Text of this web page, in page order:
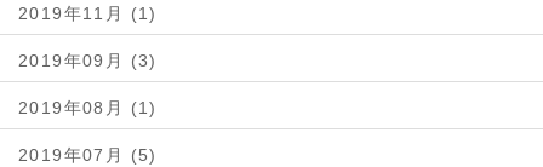
2019年11月 (1)
2019年09月 (3)
2019年08月 (1)
2019年07月 (5)